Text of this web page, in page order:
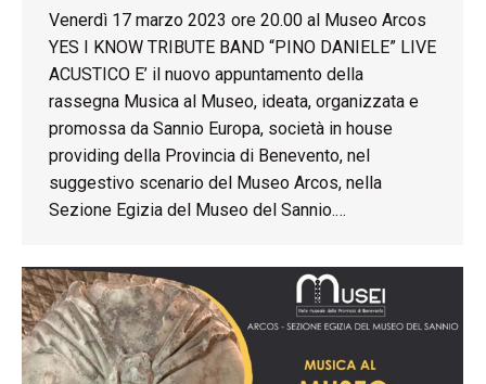
Venerdì 17 marzo 2023 ore 20.00 al Museo Arcos
YES I KNOW TRIBUTE BAND “PINO DANIELE” LIVE
ACUSTICO E’ il nuovo appuntamento della
rassegna Musica al Museo, ideata, organizzata e
promossa da Sannio Europa, società in house
providing della Provincia di Benevento, nel
suggestivo scenario del Museo Arcos, nella
Sezione Egizia del Museo del Sannio.…